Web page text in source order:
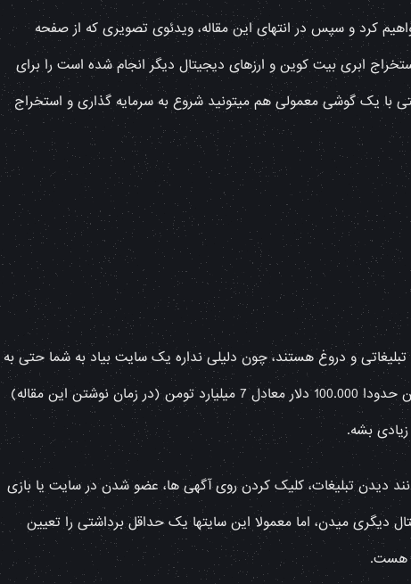
کرد و سپس در انتهای این مقاله، ویدئوی تصویری که از صفحه
ابری بیت کوین و ارزهای دیجیتال دیگر انجام شده است را برای
با یک گوشی معمولی هم میتونید شروع به سرمایه گذاری و استخراج
و دروغ هستند، چون دلیلی نداره یک سایت بیاد به شما حتی به
مقدار کم بیت کوین رایگان بده، وقتی که قیمت بیت کوین حدودا 100.000 دلار معادل 7 میلیارد تومن (در زمان نوشتن این مقاله)
بشه.
دیدن تبلیغات، کلیک کردن روی آگهی ها، عضو شدن در سایت یا بازی
دیگری میدن، اما معمولا این سایتها یک حداقل برداشتی را تعیین
هست.